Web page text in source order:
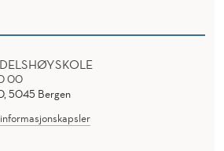
00
5045 Bergen